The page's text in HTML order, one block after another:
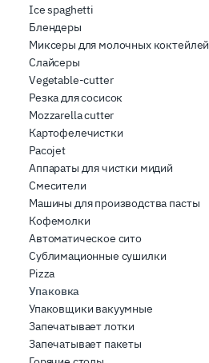
Ice spaghetti
Блендеры
Миксеры для молочных коктейлей
Слайсеры
Vegetable-cutter
Резка для сосисок
Mozzarella cutter
Картофелечистки
Pacojet
Аппараты для чистки мидий
Смесители
Машины для производства пасты
Кофемолки
Автоматическое сито
Сублимационные сушилки
Pizza
Упаковка
Упаковщики вакуумные
Запечатывает лотки
Запечатывает пакеты